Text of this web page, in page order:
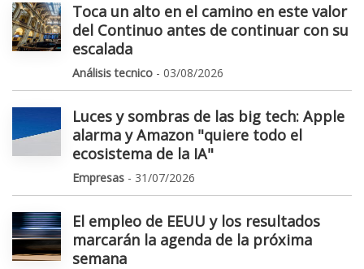
Toca un alto en el camino en este valor
del Continuo antes de continuar con su
escalada
Análisis tecnico - 03/08/2026
Luces y sombras de las big tech: Apple
alarma y Amazon "quiere todo el
ecosistema de la IA"
Empresas - 31/07/2026
El empleo de EEUU y los resultados
marcarán la agenda de la próxima
semana